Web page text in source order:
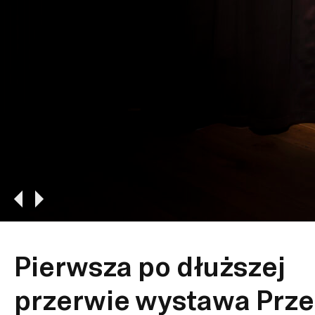
Pierwsza po dłuższej
przerwie wystawa